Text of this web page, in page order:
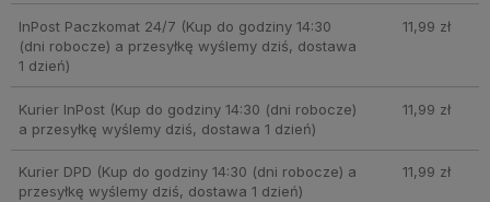
InPost Paczkomat 24/7 (Kup do godziny 14:30
(dni robocze) a przesyłkę wyślemy dziś, dostawa
1 dzień)
11,99 zł
Kurier InPost(Kup do godziny 14:30 (dni robocze)
a przesyłkę wyślemy dziś, dostawa 1 dzień)
11,99 zł
Kurier DPD (Kup do godziny 14:30 (dni robocze) a
przesyłkę wyślemy dziś, dostawa 1 dzień)
11,99 zł